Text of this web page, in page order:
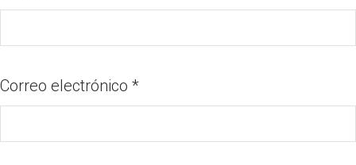
Correo electrónico *